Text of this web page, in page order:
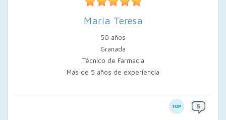
María Teresa
50 años
Granada
Técnico de Farmacia
Más de 5 años de experiencia